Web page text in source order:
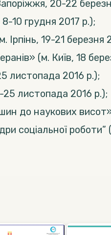
20-22
10 грудня 2017 р.);
19-21 березня
(м. Київ, 18
листопада 2016 р.);
25 листопада 2016 р.);
до наукових
соціальної